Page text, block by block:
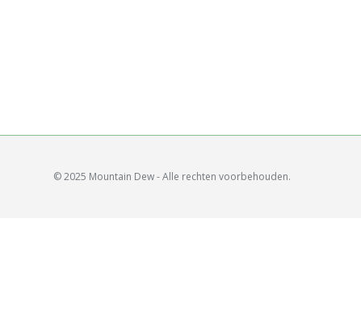
© 2025 Mountain Dew - Alle rechten voorbehouden.